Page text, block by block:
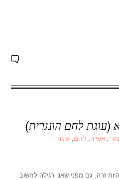
(עוגת לחם הונגרית)
,אפייה,לחם, עוגה
זרה. גם מפני שאני רגילה לחשוב